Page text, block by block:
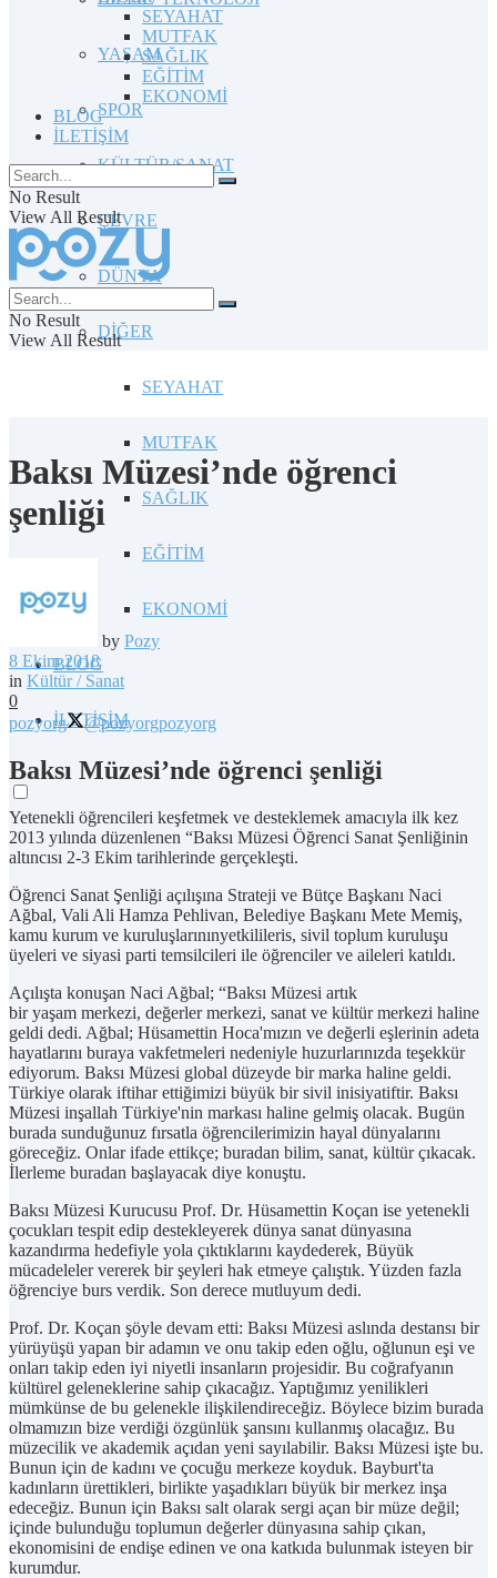
YAŞAM
SPOR
KÜLTÜR/SANAT
ÇEVRE
DÜNYA
DİĞER
SEYAHAT
MUTFAK
SAĞLIK
EĞİTİM
EKONOMİ
BLOG
İLETİŞİM
SEYAHAT
MUTFAK
SAĞLIK
EĞİTİM
EKONOMİ
BLOG
İLETİŞİM
No Result
View All Result
No Result
View All Result
Baksı Müzesi’nde öğrenci
şenliği
by Pozy
8 Ekim 2018
in Kültür / Sanat
0
pozyorg
@pozyorgpozyorg
Baksı Müzesi’nde öğrenci şenliği
Yetenekli öğrencileri keşfetmek ve desteklemek amacıyla ilk kez
2013 yılında düzenlenen “Baksı Müzesi Öğrenci Sanat Şenliğinin
altıncısı 2-3 Ekim tarihlerinde gerçekleşti.
Öğrenci Sanat Şenliği açılışına Strateji ve Bütçe Başkanı Naci
Ağbal, Vali Ali Hamza Pehlivan, Belediye Başkanı Mete Memiş,
kamu kurum ve kuruluşlarınınyetkilileris, sivil toplum kuruluşu
üyeleri ve siyasi parti temsilcileri ile öğrenciler ve aileleri katıldı.
Açılışta konuşan Naci Ağbal; “Baksı Müzesi artık
bir yaşam merkezi, değerler merkezi, sanat ve kültür merkezi haline
geldi dedi. Ağbal; Hüsamettin Hoca'mızın ve değerli eşlerinin adeta
hayatlarını buraya vakfetmeleri nedeniyle huzurlarınızda teşekkür
ediyorum. Baksı Müzesi global düzeyde bir marka haline geldi.
Türkiye olarak iftihar ettiğimizi büyük bir sivil inisiyatiftir. Baksı
Müzesi inşallah Türkiye'nin markası haline gelmiş olacak. Bugün
burada sunduğunuz fırsatla öğrencilerimizin hayal dünyalarını
göreceğiz. Onlar ifade ettikçe; buradan bilim, sanat, kültür çıkacak.
İlerleme buradan başlayacak diye konuştu.
Baksı Müzesi Kurucusu Prof. Dr. Hüsamettin Koçan ise yetenekli
çocukları tespit edip destekleyerek dünya sanat dünyasına
kazandırma hedefiyle yola çıktıklarını kaydederek, Büyük
mücadeleler vererek bir şeyleri hak etmeye çalıştık. Yüzden fazla
öğrenciye burs verdik. Son derece mutluyum dedi.
Prof. Dr. Koçan şöyle devam etti: Baksı Müzesi aslında destansı bir
yürüyüşü yapan bir adamın ve onu takip eden oğlu, oğlunun eşi ve
onları takip eden iyi niyetli insanların projesidir. Bu coğrafyanın
kültürel geleneklerine sahip çıkacağız. Yaptığımız yenilikleri
mümkünse de bu gelenekle ilişkilendireceğiz. Böylece bizim burada
olmamızın bize verdiği özgünlük şansını kullanmış olacağız. Bu
müzecilik ve akademik açıdan yeni sayılabilir. Baksı Müzesi işte bu.
Bunun için de kadını ve çocuğu merkeze koyduk. Bayburt'ta
kadınların ürettikleri, birlikte yaşadıkları büyük bir merkez inşa
edeceğiz. Bunun için Baksı salt olarak sergi açan bir müze değil;
içinde bulunduğu toplumun değerler dünyasına sahip çıkan,
ekonomisini de endişe edinen ve ona katkıda bulunmak isteyen bir
kurumdur.